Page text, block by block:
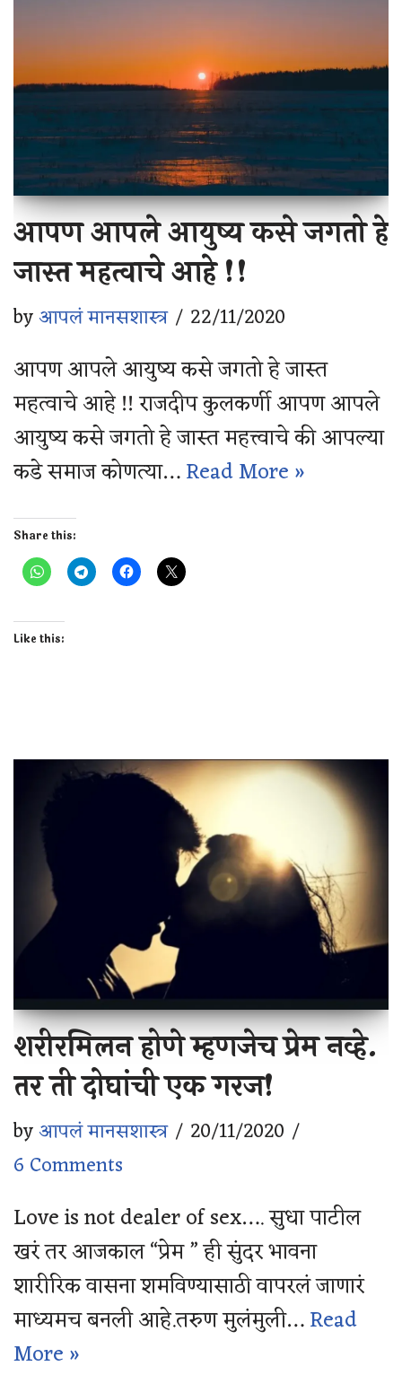
आपण आपले आयुष्य कसे जगतो हे
जास्त महत्वाचे आहे !!
byआपलं मानसशास्त्र 22/11/2020
आपण आपले आयुष्य कसे जगतो हे जास्त
महत्वाचे आहे !! राजदीप कुलकर्णी आपण आपले
आयुष्य कसे जगतो हे जास्त महत्त्वाचे की आपल्या
कडे समाज कोणत्या…Read More »
Share this:
Like this:
शरीरमिलन होणे म्हणजेच प्रेम नव्हे.
तर ती दोघांची एक गरज!
byआपलं मानसशास्त्र
20/11/2020
6 Comments
Love is not dealer of sex…. सुधा पाटील
खरं तर आजकाल “प्रेम ” ही सुंदर भावना
शारीरिक वासना शमविण्यासाठी वापरलं जाणारं
माध्यमच बनली आहे.तरुण मुलंमुली…Read
More »